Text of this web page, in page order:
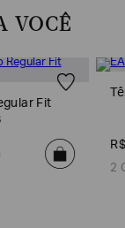
VOCÊ
Fit
2